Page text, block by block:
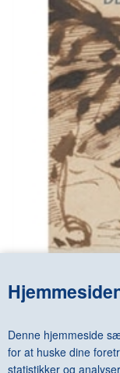
Denne hjemmeside
for at huske dine
statistikker og
DELACROIX -